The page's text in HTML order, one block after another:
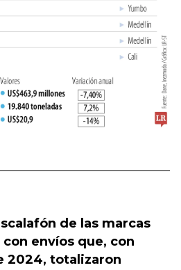
de las marcas
envíos que, con
2024, totalizaron